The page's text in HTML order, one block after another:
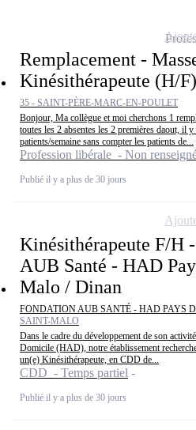
Remplacement -
Kinésithérapeute (H/F)
35 - SAINT-PÈRE-MARC-EN-POULET
Bonjour, Ma collègue et moi cherchons 1
toutes les 2 absentes les 2 premières daout, il
patients/semaine sans compter les patients de...
Profession libérale - Non
Publié il y a plus de 30 jours
Kinésithérapeute F/H
AUB Santé - HAD
Malo / Dinan
FONDATION AUB SANTÉ - HAD PAYS
SAINT-MALO
Dans le cadre du développement de son
Domicile (HAD), notre établissement
un(e) Kinésithérapeute, en CDD de...
CDD - Temps partiel
Publié il y a plus de 30 jours